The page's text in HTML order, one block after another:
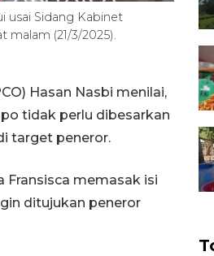
usai Sidang Kabinet
malam (21/3/2025).
Hasan Nasbi menilai,
tidak perlu dibesarkan
target peneror.
memasak isi
ditujukan peneror